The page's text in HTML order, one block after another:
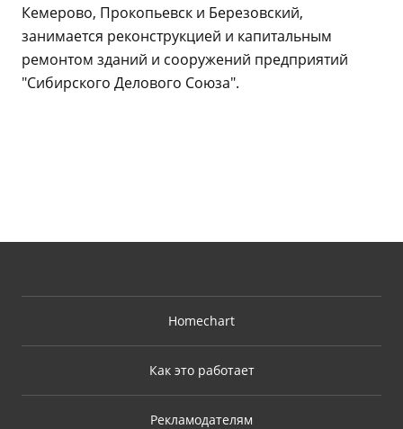
Кемерово, Прокопьевск и Березовский,
занимается реконструкцией и капитальным
ремонтом зданий и сооружений предприятий
"Сибирского Делового Союза".
Homechart
Как это работает
Рекламодателям